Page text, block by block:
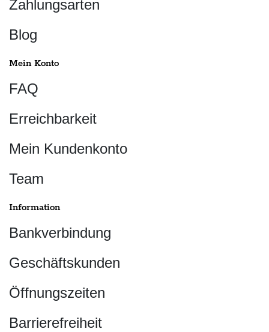
Zahlungsarten
Blog
Mein Konto
FAQ
Erreichbarkeit
Mein Kundenkonto
Team
Information
Bankverbindung
Geschäftskunden
Öffnungszeiten
Barrierefreiheit